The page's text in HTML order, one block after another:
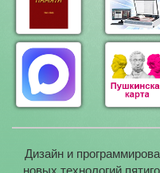
Дизайн и